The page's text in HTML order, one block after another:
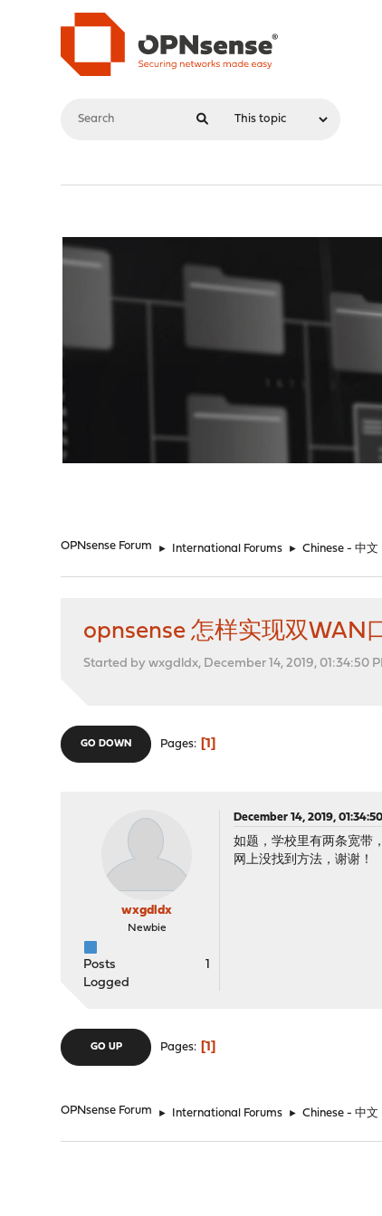
OPNsense Forum ► International Forums ► Chinese - 中文
opnsense 怎样实现双WAN
Started by wxgdldx, December 14, 2019, 01:34:50
GO DOWN Pages 1
wxgdldx
Newbie
Posts
1
Logged
December 14, 2019,
如题，学校里有两条宽带
网上没找到方法，谢谢！
GO UP Pages 1
OPNsense Forum ► International Forums ► Chinese - 中文